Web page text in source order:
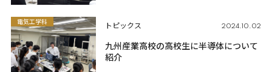
電気工学科 トピックス 2024.10.02
九州産業高校の高校生に半導体について
紹介